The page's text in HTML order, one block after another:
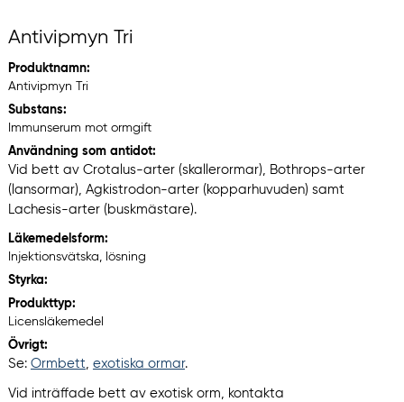
Antivipmyn Tri
Produktnamn:
Antivipmyn Tri
Substans:
Immunserum mot ormgift
Användning som antidot:
Vid bett av Crotalus-arter (skallerormar), Bothrops-arter
(lansormar), Agkistrodon-arter (kopparhuvuden) samt
Lachesis-arter (buskmästare).
Läkemedelsform:
Injektionsvätska, lösning
Styrka:
Produkttyp:
Licensläkemedel
Övrigt:
Se: Ormbett, exotiska ormar.
Vid inträffade bett av exotisk orm, kontakta